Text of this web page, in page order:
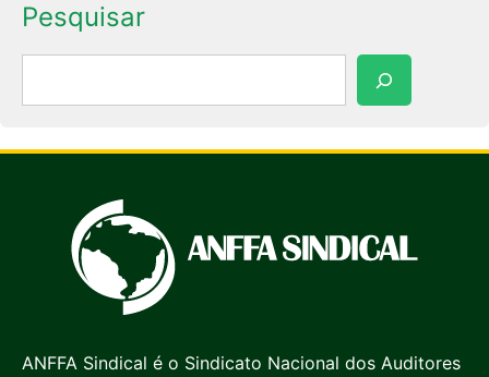
Pesquisar
ANFFA Sindical é o Sindicato Nacional dos Auditores